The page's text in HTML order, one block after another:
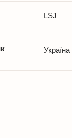
LSJ
Україна